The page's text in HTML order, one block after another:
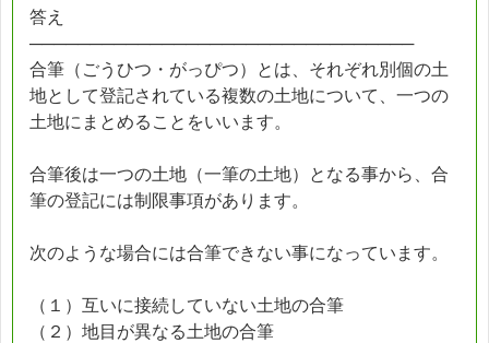
答え
────────────────────────────────
合筆（ごうひつ・がっぴつ）とは、それぞれ別個の土
地として登記されている複数の土地について、一つの
土地にまとめることをいいます。
合筆後は一つの土地（一筆の土地）となる事から、合
筆の登記には制限事項があります。
次のような場合には合筆できない事になっています。
（１）互いに接続していない土地の合筆
（２）地目が異なる土地の合筆